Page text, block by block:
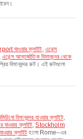
যাওয়ার ফ্লাইট, এথেন্স
এথেন্স আন্তর্জাতিক বিমানবন্দর থেকে
বিমানবন্দর রুট। এই রুটগুলো
বিমানবন্দর যাওয়ার ফ্লাইট,
যাওয়ার ফ্লাইট,Stockholm
ফ্লাইট হলো Rome–এর